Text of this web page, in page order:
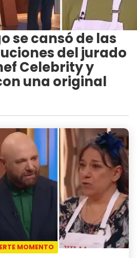
se cansó de las
del jurado
Celebrity y
una original
MOMENTO